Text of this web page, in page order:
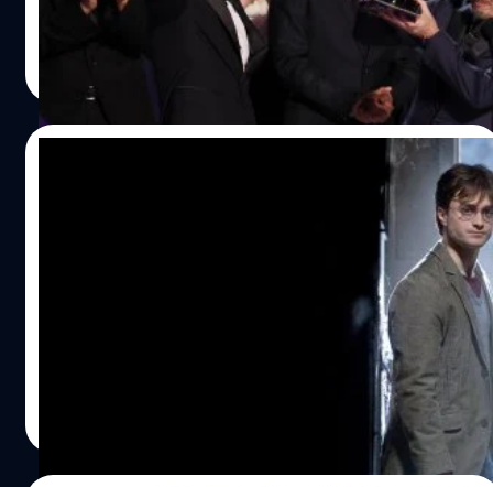
| 689 days ago
HBO ประกาศรับสมัคร 3 นักแสดงเด็กออดิชัน
รับบทนำซีรีส์ ‘Harry Potter’ ยาว 10 ปี เน้น
HBO ประกาศรับสมัคร 3 นักแสดงเด็กจากสหราชอาณาจักร
และไอร์แลนด์ ออดิชันเพื่อรับบทนำในซีรีส์ 'Harry Potter' ยาว